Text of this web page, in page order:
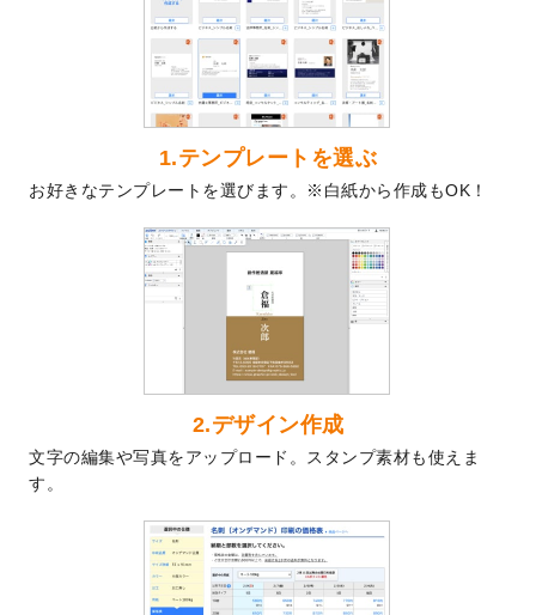
を公開いたしました。
喪中はがきのデザインテンプレート
いたしました。
2025年版1月始まりのカレンダーデザイン
テンプレート
を公開いたしました。
なりました！
プラスチックカードのデザインテンプレー
トを追加しました。
回数券のデザインテンプレート
した。
暑中見舞いのデザインテンプレート
しました。
メッセージカードのデザインテンプレート
を追加しました。
2024/6/14
エコノミータイプののぼりが作成できるよ
うになりました！
【新商品】のぼり
が作成できるようになり
1.テンプレートを選ぶ
お好きなテンプレートを選びます。※白紙から作成もOK！
2.デザイン作成
文字の編集や写真をアップロード。スタンプ素材も使えま
す。